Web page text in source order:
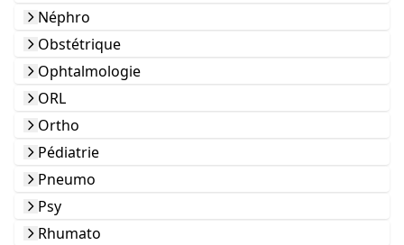
Néphro
Obstétrique
Ophtalmologie
ORL
Ortho
Pédiatrie
Pneumo
Psy
Rhumato